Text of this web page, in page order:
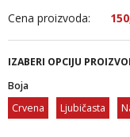
Cena proizvoda:
IZABERI OPCIJU
Boja
Crvena
Ljubičasta